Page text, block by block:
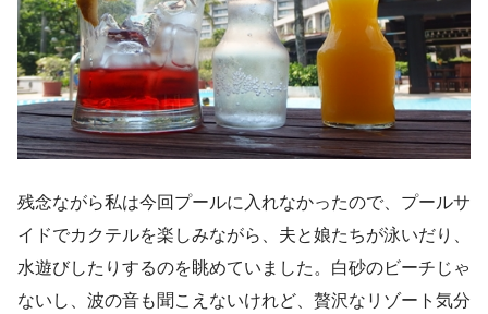
残念ながら私は今回プールに入れなかったので、プールサ
イドでカクテルを楽しみながら、夫と娘たちが泳いだり、
水遊びしたりするのを眺めていました。白砂のビーチじゃ
ないし、波の音も聞こえないけれど、贅沢なリゾート気分